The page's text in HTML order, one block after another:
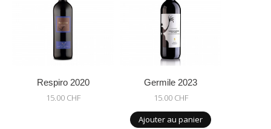
Respiro 2020
15.00 CHF
Germile 2023
15.00 CHF
Ajouter au panier